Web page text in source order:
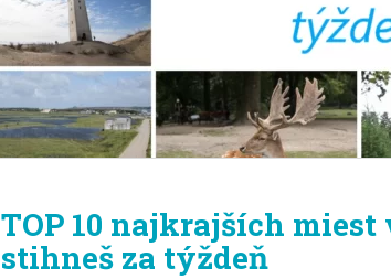
TOP 10 najkrajších
stihneš za týždeň